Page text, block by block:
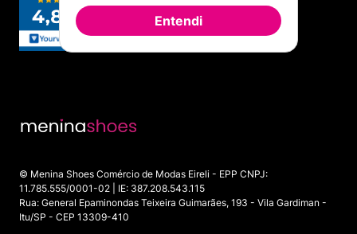
© Menina Shoes Comércio de Modas Eireli - EPP CNPJ:
11.785.555/0001-02 | IE: 387.208.543.115
Rua: General Epaminondas Teixeira Guimarães, 193 - Vila Gardiman -
Itu/SP - CEP 13309-410
Entendi